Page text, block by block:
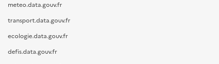
meteo.data.gouv.fr
transport.data.gouv.fr
ecologie.data.gouv.fr
defis.data.gouv.fr